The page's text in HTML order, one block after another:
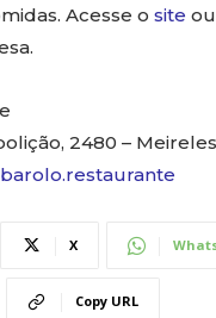
Acesse o site
2480 – Meireles
X
Copy URL